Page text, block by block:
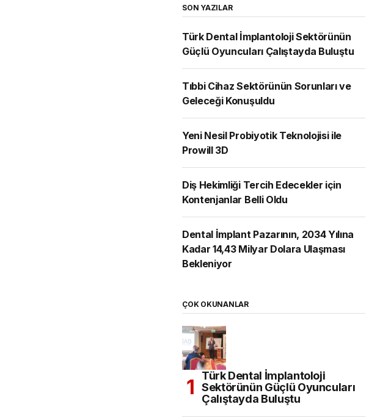
SON YAZILAR
Türk Dental İmplantoloji Sektörünün
Güçlü Oyuncuları Çalıştayda Buluştu
Tıbbi Cihaz Sektörünün Sorunları ve
Geleceği Konuşuldu
Yeni Nesil Probiyotik Teknolojisi ile
Prowill 3D
Diş Hekimliği Tercih Edecekler için
Kontenjanlar Belli Oldu
Dental İmplant Pazarının, 2034 Yılına
Kadar 14,43 Milyar Dolara Ulaşması
Bekleniyor
ÇOK OKUNANLAR
Türk Dental İmplantoloji
Sektörünün Güçlü Oyuncuları
Çalıştayda Buluştu